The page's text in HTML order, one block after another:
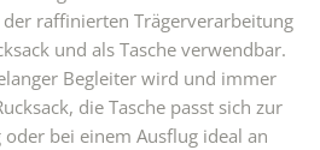
raffinierten Trägerverarbeitung
und als Tasche verwendbar.
Begleiter wird und immer
die Tasche passt sich zur
bei einem Ausflug ideal an